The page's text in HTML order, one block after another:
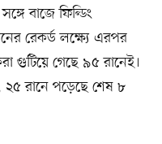
বাজে ফিল্ডিং
রেকর্ড লক্ষ্যে এরপর
গুটিয়ে গেছে ৯৫ রানেই।
২৫ রানে পড়েছে শেষ ৮